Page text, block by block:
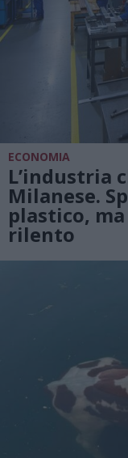
ECONOMIA
L’industria
Milanese.
plastico,
rilento